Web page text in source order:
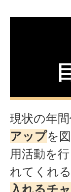
現状の年
アップを
用活動を
れてくれ